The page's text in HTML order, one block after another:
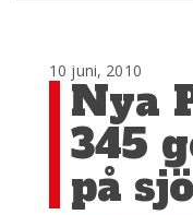
10 juni, 2010
Nya
345
på